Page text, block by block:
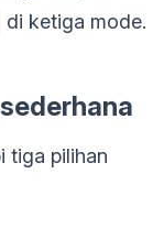
di ketiga mode.
tiga pilihan